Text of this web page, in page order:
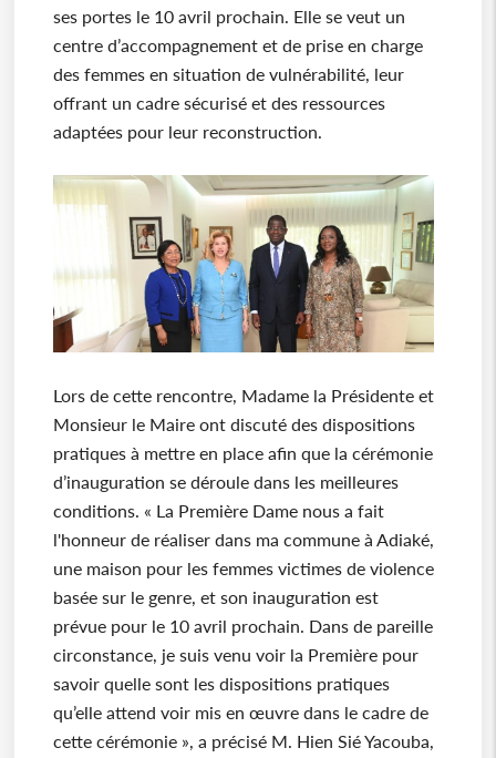
ses portes le 10 avril prochain. Elle se veut un
centre d’accompagnement et de prise en charge
des femmes en situation de vulnérabilité, leur
offrant un cadre sécurisé et des ressources
adaptées pour leur reconstruction.
Lors de cette rencontre, Madame la Présidente et
Monsieur le Maire ont discuté des dispositions
pratiques à mettre en place afin que la cérémonie
d’inauguration se déroule dans les meilleures
conditions. « La Première Dame nous a fait
l'honneur de réaliser dans ma commune à Adiaké,
une maison pour les femmes victimes de violence
basée sur le genre, et son inauguration est
prévue pour le 10 avril prochain. Dans de pareille
circonstance, je suis venu voir la Première pour
savoir quelle sont les dispositions pratiques
qu’elle attend voir mis en œuvre dans le cadre de
cette cérémonie », a précisé M. Hien Sié Yacouba,